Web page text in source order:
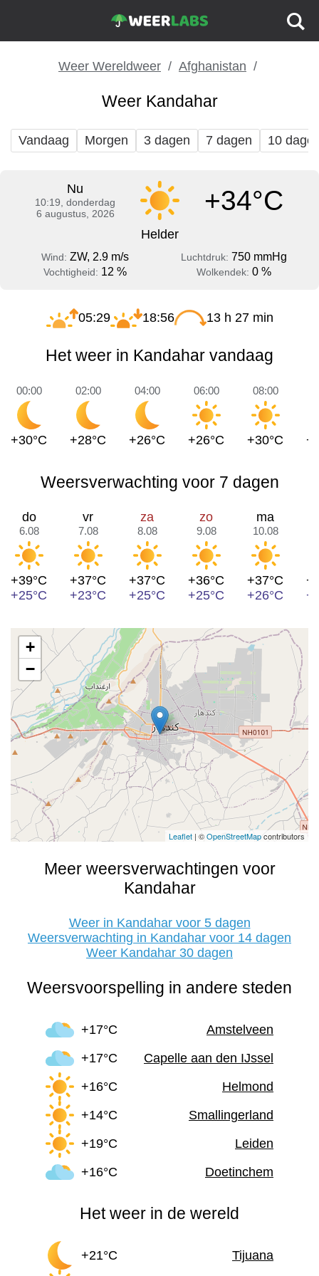
Weer Wereldweer Afghanistan
Weer Kandahar
Vandaag Morgen 3 dagen 7 dagen 10
Nu
10:19, donderdag
6 augustus, 2026
+34°C
Helder
Wind: ZW, 2.9 m/s Luchtdruk: 750 mmHg
Vochtigheid: 12 % Wolkendek: 0 %
05:29 18:56 13 h 27 min
Het weer in Kandahar vandaag
00:00
+30°C
02:00
+28°C
04:00
+26°C
06:00
+26°C
08:00
+30°C
Weersverwachting voor 7 dagen
do
6.08
+39°C
+25°C
vr
7.08
+37°C
+23°C
za
8.08
+37°C
+25°C
zo
9.08
+36°C
+25°C
ma
10.08
+37°C
+26°C
+
−
Leaflet | ©OpenStreetMapcontributors
Meer weersverwachtingen voor
Kandahar
Weer in Kandahar voor 5 dagen
Weersverwachting in Kandahar voor 14 dagen
Weer Kandahar 30 dagen
Weersvoorspelling in andere steden
+17°C
Amstelveen
+17°C
Capelle aan den IJssel
+16°C
Helmond
+14°C
Smallingerland
+19°C
Leiden
+16°C
Doetinchem
Het weer in de wereld
+21°C Tijuana